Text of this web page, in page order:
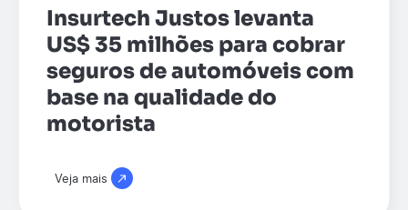
Insurtech Justos levanta
US$ 35 milhões para cobrar
seguros de automóveis com
base na qualidade do
motorista
Veja mais